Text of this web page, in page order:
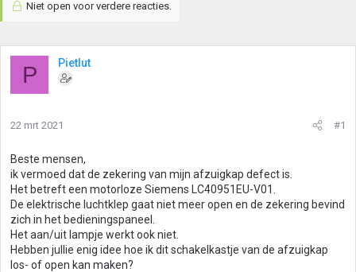
Niet open voor verdere reacties.
P Pietlut
22 mrt 2021 #1
Beste mensen,
ik vermoed dat de zekering van mijn afzuigkap defect is.
Het betreft een motorloze Siemens LC40951EU-V01.
De elektrische luchtklep gaat niet meer open en de zekering bevind
zich in het bedieningspaneel.
Het aan/uit lampje werkt ook niet.
Hebben jullie enig idee hoe ik dit schakelkastje van de afzuigkap
los- of open kan maken?